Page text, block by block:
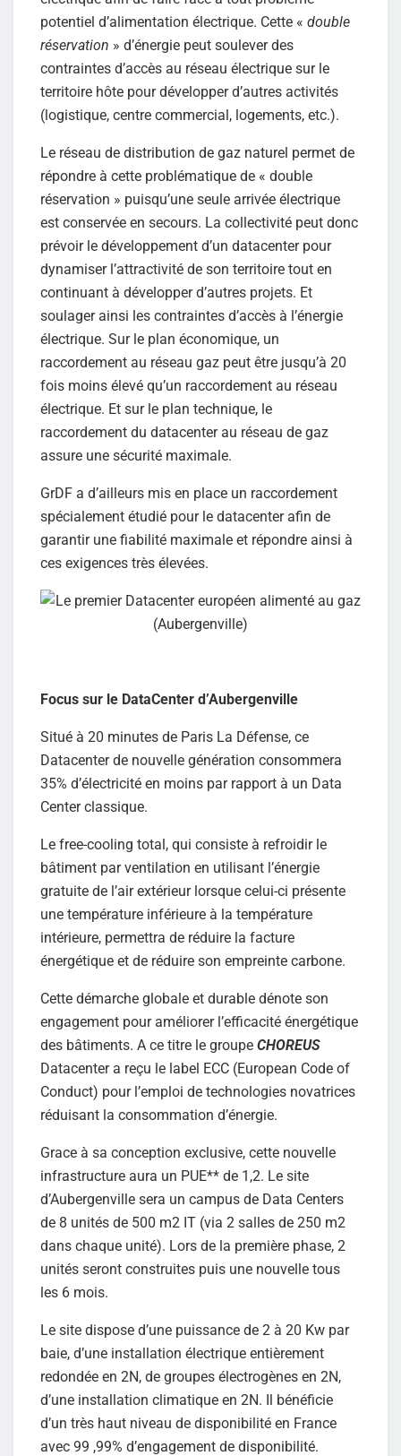
potentiel d’alimentation électrique. Cette « double
réservation » d’énergie peut soulever des
contraintes d’accès au réseau électrique sur le
territoire hôte pour développer d’autres activités
(logistique, centre commercial, logements, etc.).
Le réseau de distribution de gaz naturel permet de
répondre à cette problématique de « double
réservation » puisqu’une seule arrivée électrique
est conservée en secours. La collectivité peut donc
prévoir le développement d’un datacenter pour
dynamiser l’attractivité de son territoire tout en
continuant à développer d’autres projets. Et
soulager ainsi les contraintes d’accès à l’énergie
électrique. Sur le plan économique, un
raccordement au réseau gaz peut être jusqu’à 20
fois moins élevé qu’un raccordement au réseau
électrique. Et sur le plan technique, le
raccordement du datacenter au réseau de gaz
assure une sécurité maximale.
GrDF a d’ailleurs mis en place un raccordement
spécialement étudié pour le datacenter afin de
garantir une fiabilité maximale et répondre ainsi à
ces exigences très élevées.
Focus sur le DataCenter d’Aubergenville
Situé à 20 minutes de Paris La Défense, ce
Datacenter de nouvelle génération consommera
35% d’électricité en moins par rapport à un Data
Center classique.
Le free-cooling total, qui consiste à refroidir le
bâtiment par ventilation en utilisant l’énergie
gratuite de l’air extérieur lorsque celui-ci présente
une température inférieure à la température
intérieure, permettra de réduire la facture
énergétique et de réduire son empreinte carbone.
Cette démarche globale et durable dénote son
engagement pour améliorer l’efficacité énergétique
des bâtiments. A ce titre le groupe CHOREUS
Datacenter a reçu le label ECC (European Code of
Conduct) pour l’emploi de technologies novatrices
réduisant la consommation d’énergie.
Grace à sa conception exclusive, cette nouvelle
infrastructure aura un PUE** de 1,2. Le site
d’Aubergenville sera un campus de Data Centers
de 8 unités de 500 m2 IT (via 2 salles de 250 m2
dans chaque unité). Lors de la première phase, 2
unités seront construites puis une nouvelle tous
les 6 mois.
Le site dispose d’une puissance de 2 à 20 Kw par
baie, d’une installation électrique entièrement
redondée en 2N, de groupes électrogènes en 2N,
d’une installation climatique en 2N. Il bénéficie
d’un très haut niveau de disponibilité en France
avec 99 ,99% d’engagement de disponibilité.